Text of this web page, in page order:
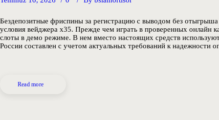
Бездепозитные фриспины за регистрацию с выводом без
условия вейджера x35. Прежде чем играть в проверенных онлайн
слоты в демо режиме. В нем вместо настоящих средств
России составлен с учетом актуальных требований к надежности
Read more